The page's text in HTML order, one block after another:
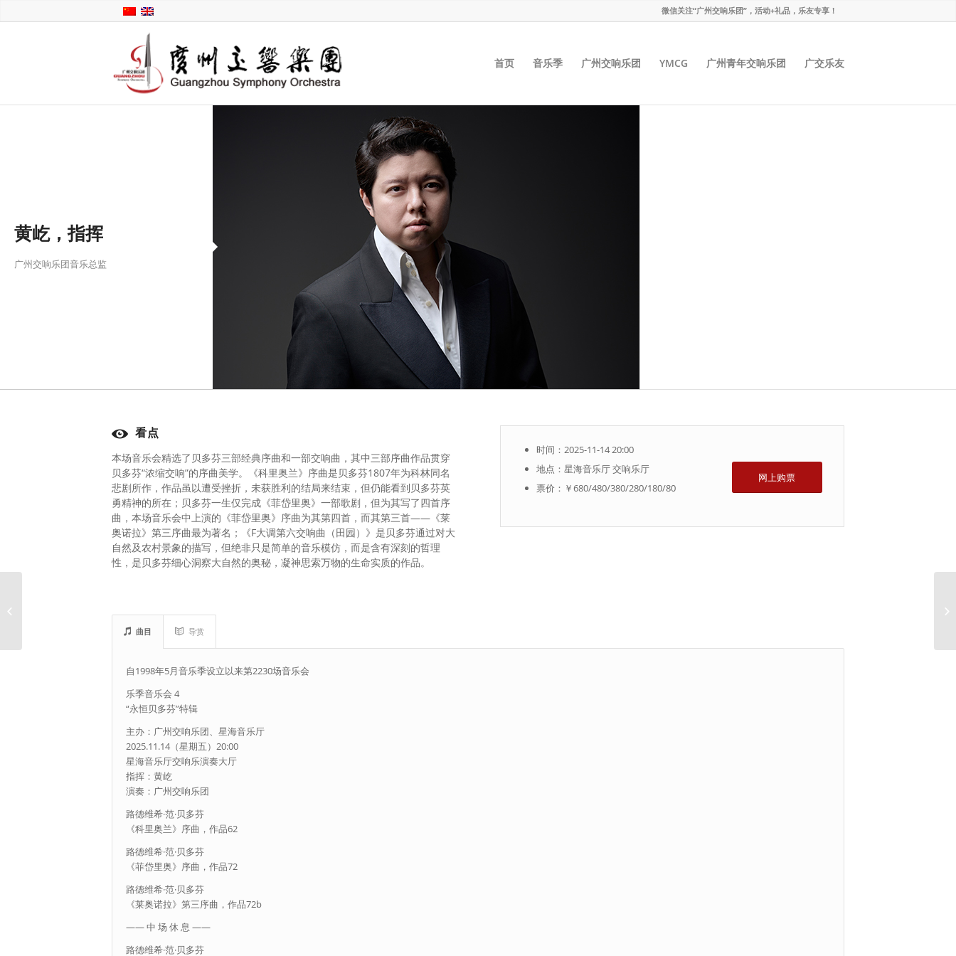
微信关注“广州交响乐团”，活动+礼品，乐友专享！
首页 音乐季 广州交响乐团 YMCG 广州青年交响乐团 广交乐友
黄屹，指挥
广州交响乐团音乐总监
看点
本场音乐会精选了贝多芬三部经典序曲和一部交响曲，其中三部序曲作品贯穿
贝多芬“浓缩交响”的序曲美学。《科里奥兰》序曲是贝多芬1807年为科林同名
悲剧所作，作品虽以遭受挫折，未获胜利的结局来结束，但仍能看到贝多芬英
勇精神的所在；贝多芬一生仅完成《菲岱里奥》一部歌剧，但为其写了四首序
曲，本场音乐会中上演的《菲岱里奥》序曲为其第四首，而其第三首——《莱
奥诺拉》第三序曲最为著名；《F大调第六交响曲（田园）》是贝多芬通过对大
自然及农村景象的描写，但绝非只是简单的音乐模仿，而是含有深刻的哲理
性，是贝多芬细心洞察大自然的奥秘，凝神思索万物的生命实质的作品。
时间：2025-11-14 20:00
地点：星海音乐厅 交响乐厅
票价：￥680/480/380/280/180/80
网上购票
曲目 导赏
自1998年5月音乐季设立以来第2230场音乐会
乐季音乐会 4
“永恒贝多芬”特辑
主办：广州交响乐团、星海音乐厅
2025.11.14（星期五）20:00
星海音乐厅交响乐演奏大厅
指挥：黄屹
演奏：广州交响乐团
路德维希·范·贝多芬
《科里奥兰》序曲，作品62
路德维希·范·贝多芬
《菲岱里奥》序曲，作品72
路德维希·范·贝多芬
《莱奥诺拉》第三序曲，作品72b
—— 中 场 休 息 ——
路德维希·范·贝多芬